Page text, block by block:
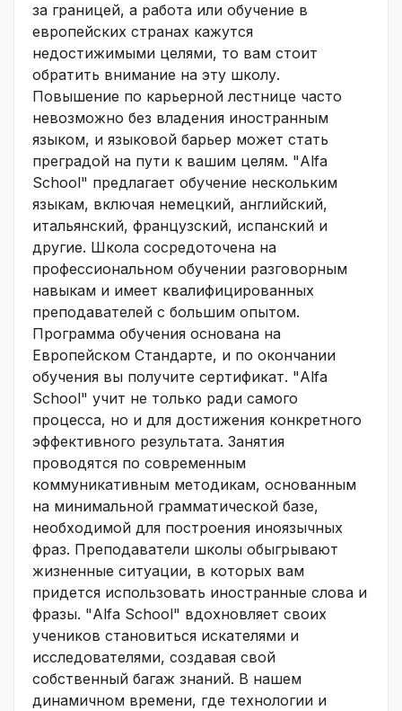
за границей, а работа или обучение в
европейских странах кажутся
недостижимыми целями, то вам стоит
обратить внимание на эту школу.
Повышение по карьерной лестнице часто
невозможно без владения иностранным
языком, и языковой барьер может стать
преградой на пути к вашим целям. "Alfa
School" предлагает обучение нескольким
языкам, включая немецкий, английский,
итальянский, французский, испанский и
другие. Школа сосредоточена на
профессиональном обучении разговорным
навыкам и имеет квалифицированных
преподавателей с большим опытом.
Программа обучения основана на
Европейском Стандарте, и по окончании
обучения вы получите сертификат. "Alfa
School" учит не только ради самого
процесса, но и для достижения конкретного
эффективного результата. Занятия
проводятся по современным
коммуникативным методикам, основанным
на минимальной грамматической базе,
необходимой для построения иноязычных
фраз. Преподаватели школы обыгрывают
жизненные ситуации, в которых вам
придется использовать иностранные слова и
фразы. "Alfa School" вдохновляет своих
учеников становиться искателями и
исследователями, создавая свой
собственный багаж знаний. В нашем
динамичном времени, где технологии и